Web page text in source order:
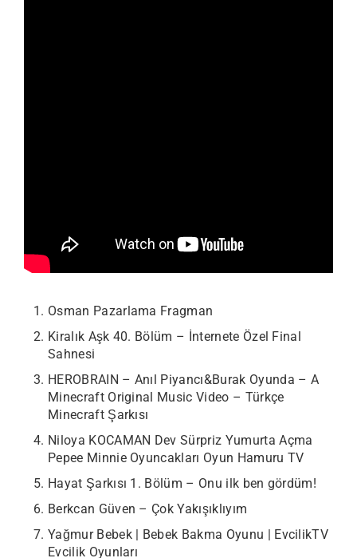
Osman Pazarlama Fragman
Kiralık Aşk 40. Bölüm – İnternete Özel Final
Sahnesi
HEROBRAIN – Anıl Piyancı&Burak Oyunda – A
Minecraft Original Music Video – Türkçe
Minecraft Şarkısı
Niloya KOCAMAN Dev Sürpriz Yumurta Açma
Pepee Minnie Oyuncakları Oyun Hamuru TV
Hayat Şarkısı 1. Bölüm – Onu ilk ben gördüm!
Berkcan Güven – Çok Yakışıklıyım
Yağmur Bebek | Bebek Bakma Oyunu | EvcilikTV
Evcilik Oyunları